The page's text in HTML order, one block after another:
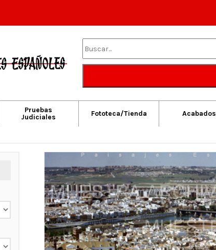
Pruebas
Judiciales
Fototeca/Tienda Acabados